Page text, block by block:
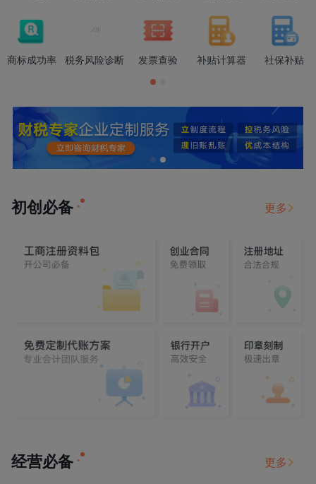
商标成功率 税务风险诊断 发票查验 补贴计算器 社保补贴
初创必备 更多
经营必备 更多